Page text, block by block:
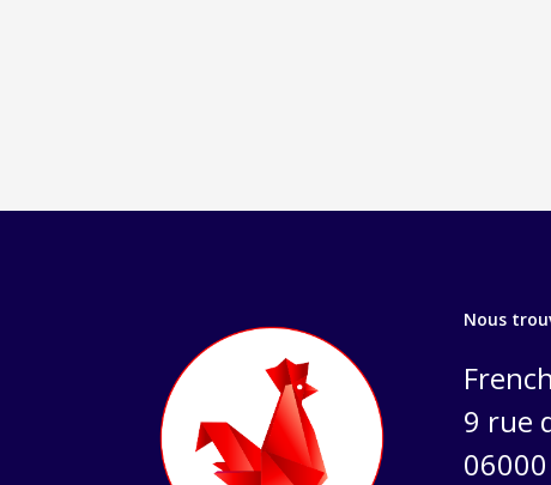
Nous
9 rue